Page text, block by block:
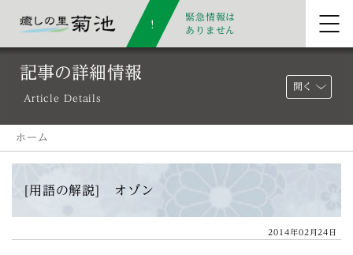
緊急情報は
ありません
記事の詳細情報
Article Details
開く
ホーム
[用語の解説] オゾン
2014年02月24日